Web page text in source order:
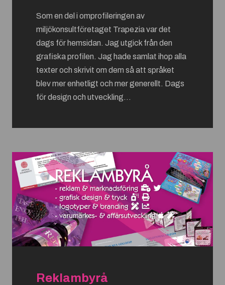
Som en del i omprofileringen av
miljökonsultföretaget Trapezia var det
dags för hemsidan. Jag utgick från den
grafiska profilen. Jag hade samlat ihop alla
texter och skrivit om dem så att språket
blev mer enhetligt och mer generellt. Dags
för design och utveckling...
Reklambyrå